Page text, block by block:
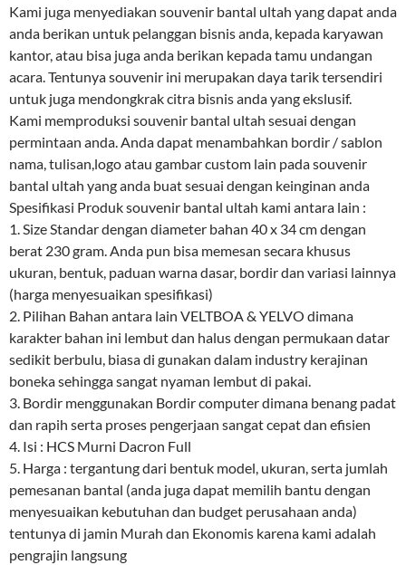
Kami juga menyediakan souvenir bantal ultah yang dapat anda
anda berikan untuk pelanggan bisnis anda, kepada karyawan
kantor, atau bisa juga anda berikan kepada tamu undangan
acara. Tentunya souvenir ini merupakan daya tarik tersendiri
untuk juga mendongkrak citra bisnis anda yang ekslusif.
Kami memproduksi souvenir bantal ultah sesuai dengan
permintaan anda. Anda dapat menambahkan bordir / sablon
nama, tulisan,logo atau gambar custom lain pada souvenir
bantal ultah yang anda buat sesuai dengan keinginan anda
Spesifikasi Produk souvenir bantal ultah kami antara lain :
1. Size Standar dengan diameter bahan 40 x 34 cm dengan
berat 230 gram. Anda pun bisa memesan secara khusus
ukuran, bentuk, paduan warna dasar, bordir dan variasi lainnya
(harga menyesuaikan spesifikasi)
2. Pilihan Bahan antara lain VELTBOA & YELVO dimana
karakter bahan ini lembut dan halus dengan permukaan datar
sedikit berbulu, biasa di gunakan dalam industry kerajinan
boneka sehingga sangat nyaman lembut di pakai.
3. Bordir menggunakan Bordir computer dimana benang padat
dan rapih serta proses pengerjaan sangat cepat dan efisien
4. Isi : HCS Murni Dacron Full
5. Harga : tergantung dari bentuk model, ukuran, serta jumlah
pemesanan bantal (anda juga dapat memilih bantu dengan
menyesuaikan kebutuhan dan budget perusahaan anda)
tentunya di jamin Murah dan Ekonomis karena kami adalah
pengrajin langsung